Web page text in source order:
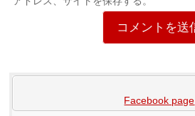
Facebook page